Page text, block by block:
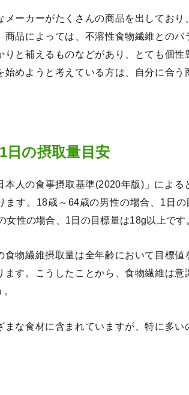
メーカーがたくさんの商品を出してお
商品によっては、不溶性食物繊維との
りと補えるものなどがあり、とても個性
始めようと考えている方は、自分に合
日の摂取量目安
本人の食事摂取基準(2020年版)」によ
ます。18歳～64歳の男性の場合、1日
女性の場合、1日の目標量は18g以上です
食物繊維摂取量は全年齢において目標
ます。こうしたことから、食物繊維は
まな食材に含まれていますが、特に多